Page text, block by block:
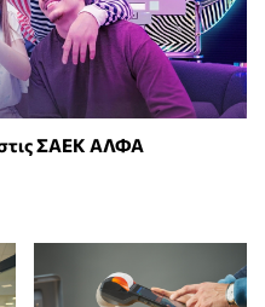
ΣΑΕΚ ΑΛΦΑ